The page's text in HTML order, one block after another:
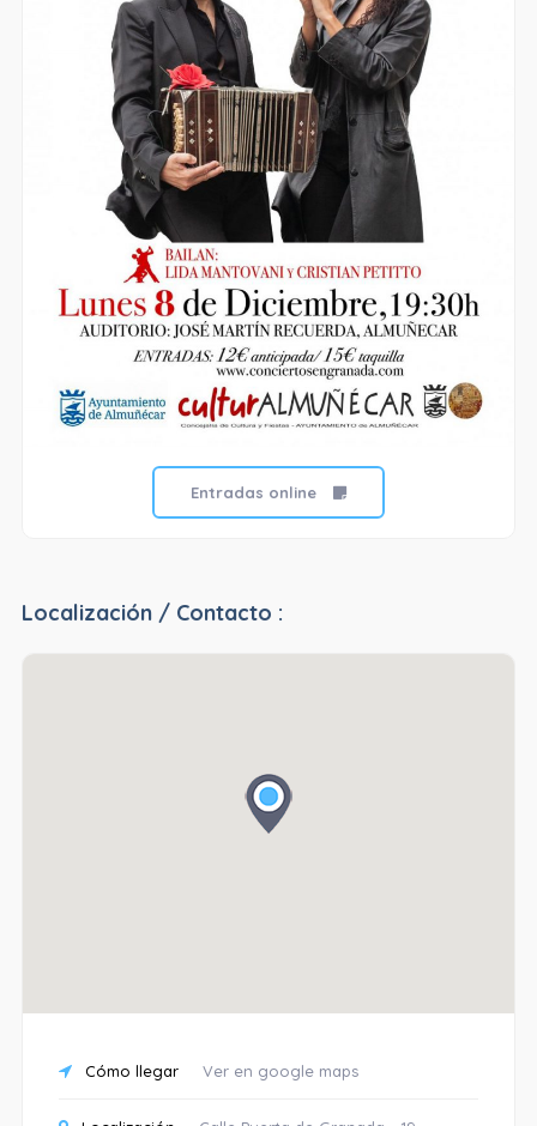
Entradas online
Localización / Contacto :
Cómo llegar Ver en google maps